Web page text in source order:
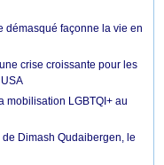
démasqué façonne la vie en
crise croissante pour les
mobilisation LGBTQI+ au
Dimash Qudaibergen, le